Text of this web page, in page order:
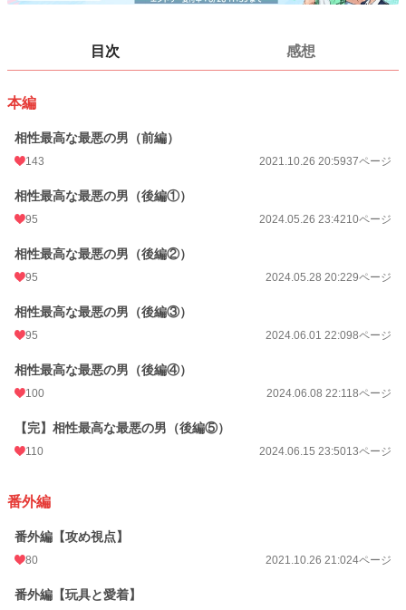
更新日時 2024.06.15 23:50
月間ポイント
年間ポイント 12,293 pt (99 位)
累計ポイント
目次 感想
本編
相性最高な最悪の男（前編）
143 2021.10.26 20:5937ページ
相性最高な最悪の男（後編①）
95 2024.05.26 23:4210ページ
相性最高な最悪の男（後編②）
95 2024.05.28 20:229ページ
相性最高な最悪の男（後編③）
95 2024.06.01 22:098ページ
相性最高な最悪の男（後編④）
100 2024.06.08 22:118ページ
【完】相性最高な最悪の男（後編⑤）
110 2024.06.15 23:5013ページ
番外編
番外編【攻め視点】
80 2021.10.26 21:024ページ
番外編【玩具と愛着】